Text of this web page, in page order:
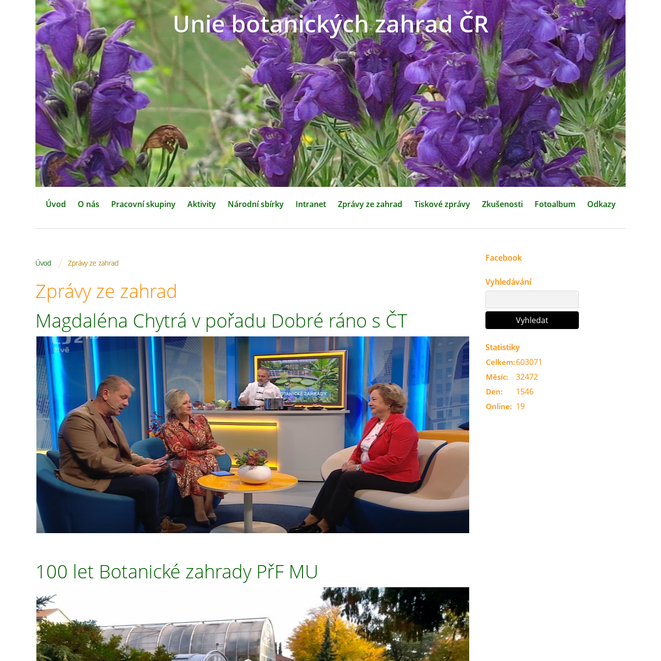
Unie botanických zahrad ČR
Úvod O nás Pracovní skupiny Aktivity Národní sbírky Intranet Zprávy ze zahrad Tiskové zprávy Zkušenosti Fotoalbum Odkazy
Úvod / Zprávy ze zahrad
Zprávy ze zahrad
Magdaléna Chytrá v pořadu Dobré ráno s ČT
100 let Botanické zahrady PřF MU
Facebook
Vyhledávání
Statistiky
Online: 19
Celkem: 603071
Měsíc: 32472
Den: 1546